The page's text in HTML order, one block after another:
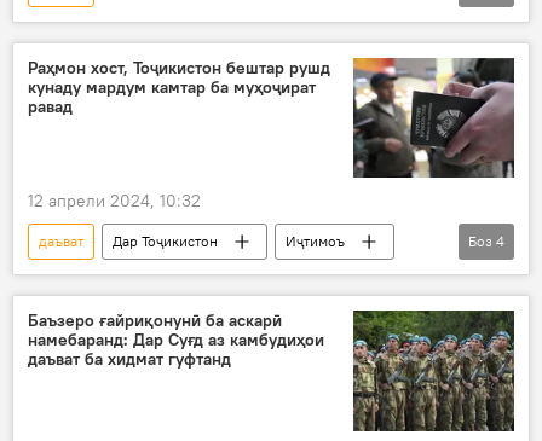
Амалиёти вижаи Русия барои ҳимояи Донбасс: охирин хабарҳо
Дар ҷаҳон
Амният ва мудофиа
Украина
низомӣ
Раҳмон хост, Тоҷикистон бештар рушд
кунаду мардум камтар ба муҳоҷират
равад
12 апрели 2024, 10:32
даъват Дар Тоҷикистон
Иҷтимоъ
Муҳоҷират
Эмомалӣ Раҳмон
Суғд
"Қалъаи Хуҷанд"
Боз 4
Баъзеро ғайриқонунӣ ба аскарӣ
намебаранд: Дар Суғд аз камбудиҳои
даъват ба хидмат гуфтанд